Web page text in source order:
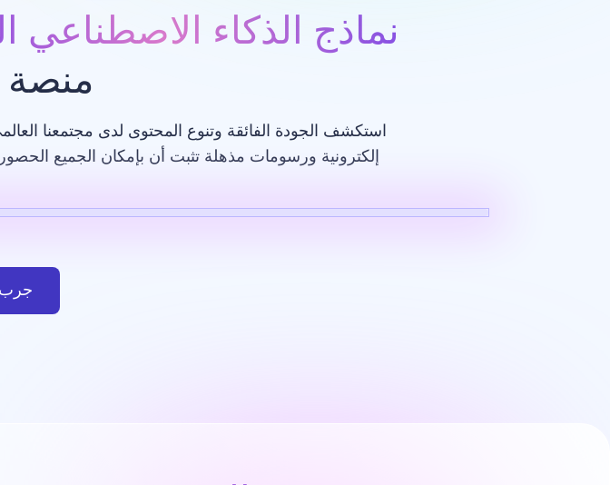
نماذج الذكاء الاصطناعي
منصة
استكشف الجودة الفائقة وتنوع المحتوى لدى مجتمعنا
إلكترونية ورسومات مذهلة تثبت أن بإمكان الجميع
جرب